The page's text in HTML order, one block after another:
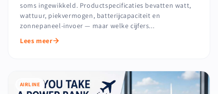
soms ingewikkeld. Productspecificaties bevatten watt,
wattuur, piekvermogen, batterijcapaciteit en
zonnepaneel-invoer — maar welke cijfers...
Lees meer
AIRLINE